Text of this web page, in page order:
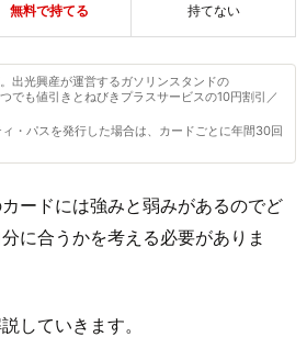
無料で持てる 持てない
出光興産が運営するガソリンスタンドの
も値引きとねびきプラスサービスの10円割引／
・パスを発行した場合は、カードごとに年間30回
ードには強みと弱みがあるのでど
に合うかを考える必要がありま
していきます。